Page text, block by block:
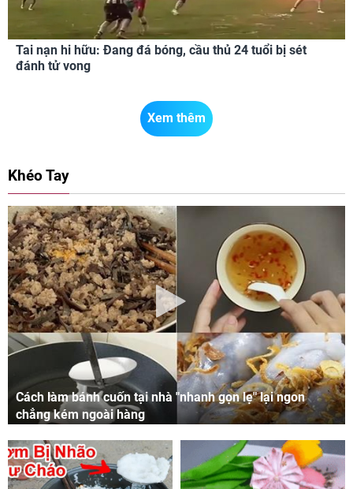
Tai nạn hi hữu: Đang đá bóng, cầu thủ 24 tuổi bị sét
đánh tử vong
Xem thêm
Khéo Tay
Cách làm bánh cuốn tại nhà "nhanh gọn lẹ" lại ngon
chẳng kém ngoài hàng